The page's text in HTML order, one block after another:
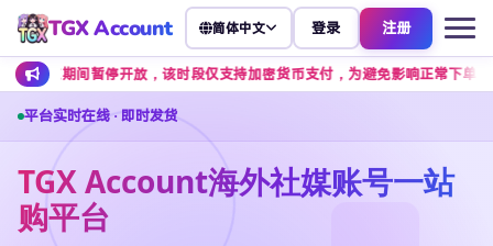
TGX Account 简体中文 登录 注册
，该时段仅支持加密货币支付，为避免影响正常下单，建议提前安排余额
平台实时在线 · 即时发货
TGX Account海外社媒账号一站
购平台